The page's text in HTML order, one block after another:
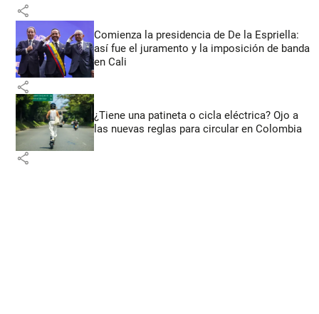
share
Comienza la presidencia de De la Espriella:
así fue el juramento y la imposición de banda
en Cali
share
¿Tiene una patineta o cicla eléctrica? Ojo a
las nuevas reglas para circular en Colombia
share